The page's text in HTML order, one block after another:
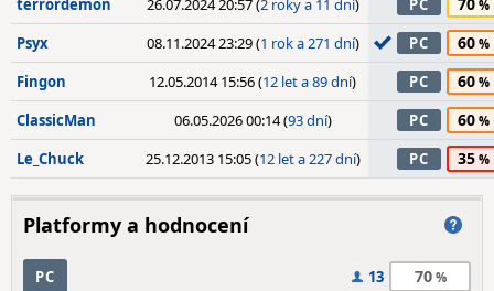
terrordemon 26.07.2024 20:57 (2 roky a 11 dní) PC
Psyx 08.11.2024 23:29 (1 rok a 271 dní) PC 60
Fingon 12.05.2014 15:56 (12 let a 89 dní) PC 60
ClassicMan 06.05.2026 00:14 (93 dní) PC 60
Le_Chuck 25.12.2013 15:05 (12 let a 227 dní) PC 35
Platformy a hodnocení
PC 13 70